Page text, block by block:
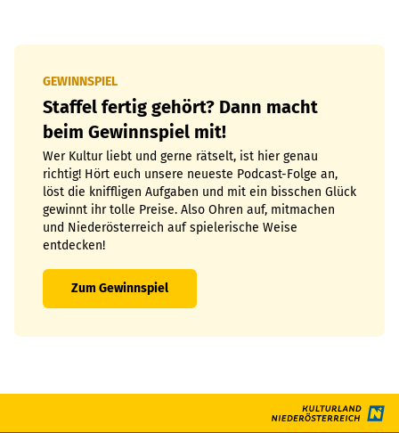
GEWINNSPIEL
Staffel fertig gehört? Dann macht
beim Gewinnspiel mit!
Wer Kultur liebt und gerne rätselt, ist hier genau
richtig! Hört euch unsere neueste Podcast-Folge an,
löst die kniffligen Aufgaben und mit ein bisschen Glück
gewinnt ihr tolle Preise. Also Ohren auf, mitmachen
und Niederösterreich auf spielerische Weise
entdecken!
Zum Gewinnspiel